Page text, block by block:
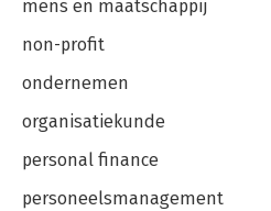
mens en maatschappij
non-profit
ondernemen
organisatiekunde
personal finance
personeelsmanagement